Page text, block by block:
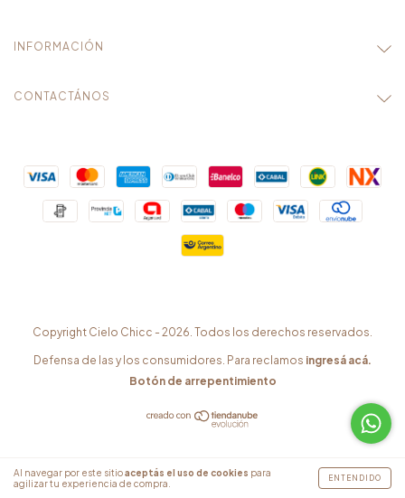
Al navegar por este sitioaceptás el uso de cookies para
agilizar tu experiencia de compra.
ENTENDIDO
INFORMACIÓN
CONTACTÁNOS
Copyright Cielo Chicc - 2026. Todos los derechos reservados.
Defensa de las y los consumidores. Para reclamos ingresá acá.
Botón de arrepentimiento